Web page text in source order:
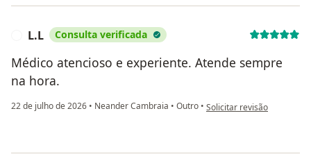
L.L Consulta verificada
Médico atencioso e experiente. Atende sempre
na hora.
22 de julho de 2026 • Neander Cambraia • Outro • na opinião do utilizador L.L
Solicitar revisão